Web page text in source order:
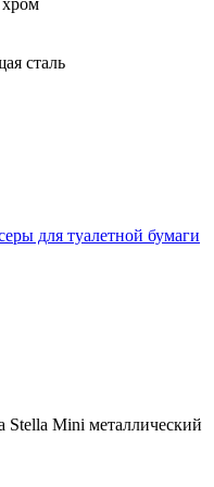
сталь
для туалетной бумаги
Stella Mini металлический